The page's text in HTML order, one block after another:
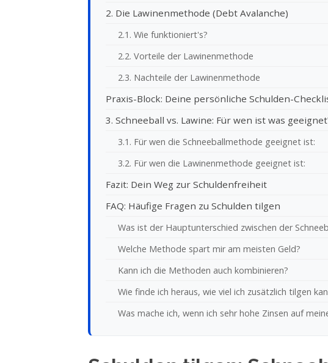
2. Die Lawinenmethode (Debt Avalanche)
2.1. Wie funktioniert's?
2.2. Vorteile der Lawinenmethode
2.3. Nachteile der Lawinenmethode
Praxis-Block: Deine persönliche Schulden-
3. Schneeball vs. Lawine: Für wen ist was
3.1. Für wen die Schneeballmethode geeignet ist:
3.2. Für wen die Lawinenmethode geeignet ist:
Fazit: Dein Weg zur Schuldenfreiheit
FAQ: Häufige Fragen zu Schulden tilgen
Was ist der Hauptunterschied zwischen der
Welche Methode spart mir am meisten Geld?
Kann ich die Methoden auch kombinieren?
Wie finde ich heraus, wie viel ich zusätzlich tilgen
Was mache ich, wenn ich sehr hohe Zinsen auf